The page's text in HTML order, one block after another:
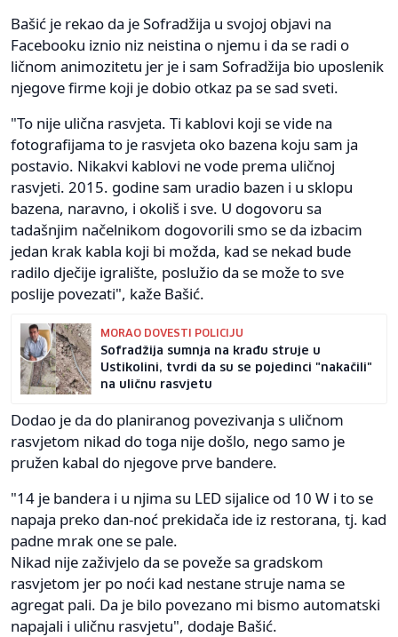
Bašić je rekao da je Sofradžija u svojoj objavi na
Facebooku iznio niz neistina o njemu i da se radi o
ličnom animozitetu jer je i sam Sofradžija bio uposlenik
njegove firme koji je dobio otkaz pa se sad sveti.
"To nije ulična rasvjeta. Ti kablovi koji se vide na
fotografijama to je rasvjeta oko bazena koju sam ja
postavio. Nikakvi kablovi ne vode prema uličnoj
rasvjeti. 2015. godine sam uradio bazen i u sklopu
bazena, naravno, i okoliš i sve. U dogovoru sa
tadašnjim načelnikom dogovorili smo se da izbacim
jedan krak kabla koji bi možda, kad se nekad bude
radilo dječije igralište, poslužio da se može to sve
poslije povezati", kaže Bašić.
MORAO DOVESTI POLICIJU
Sofradžija sumnja na krađu struje u
Ustikolini, tvrdi da su se pojedinci "nakačili"
na uličnu rasvjetu
Dodao je da do planiranog povezivanja s uličnom
rasvjetom nikad do toga nije došlo, nego samo je
pružen kabal do njegove prve bandere.
"14 je bandera i u njima su LED sijalice od 10 W i to se
napaja preko dan-noć prekidača ide iz restorana, tj. kad
padne mrak one se pale.
Nikad nije zaživjelo da se poveže sa gradskom
rasvjetom jer po noći kad nestane struje nama se
agregat pali. Da je bilo povezano mi bismo automatski
napajali i uličnu rasvjetu", dodaje Bašić.